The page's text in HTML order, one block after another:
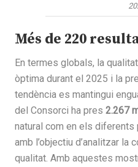
Més de 220
En termes globals, la
òptima durant el 2025 i la
tendència es mantingui
del Consorci ha pres 2.267
natural com en els diferents
amb l’objectiu d’analitzar la
qualitat. Amb aquestes